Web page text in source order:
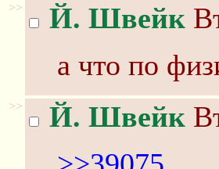
>> Й. Швейк
а что по
>> Й. Швейк